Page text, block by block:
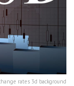
rates 3d background